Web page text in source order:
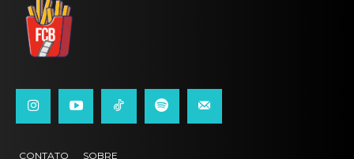
CONTATO SOBRE